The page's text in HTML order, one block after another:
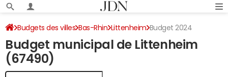
Budgets des villes Bas-Rhin Littenheim Budget 2024
Budget municipal de Littenheim
(67490)